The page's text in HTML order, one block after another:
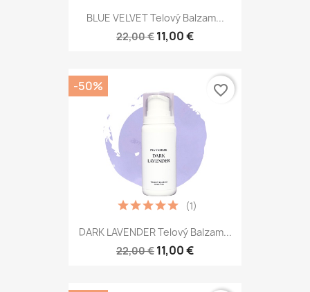
BLUE VELVET Telový Balzam...
22,00 € 11,00 €
DARK LAVENDER Telový Balzam...
22,00 € 11,00 €
(1)
-50% favorite_border